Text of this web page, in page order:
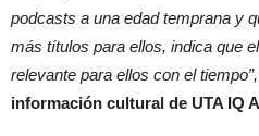
podcasts a una edad temprana y
más títulos para ellos, indica que
relevante para ellos con el tiempo”,
información cultural de UTA IQ